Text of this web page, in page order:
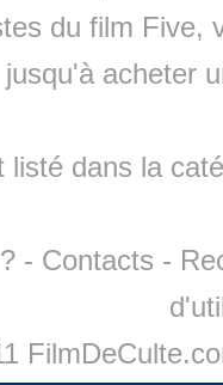
du film Five,
jusqu'à acheter
listé dans la
- Contacts -